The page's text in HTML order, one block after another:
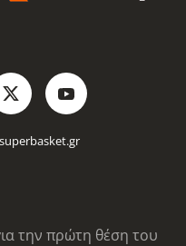
την πρώτη θέση του